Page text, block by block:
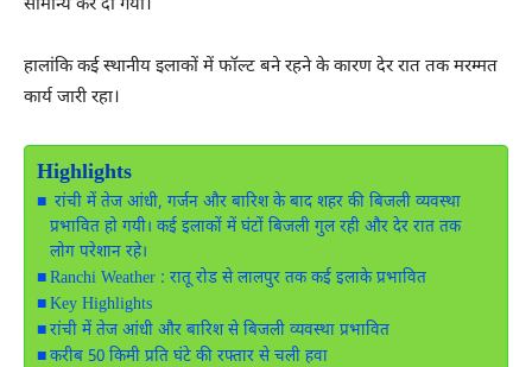
सामान्य कर दी गयी।
हालांकि कई स्थानीय इलाकों में फॉल्ट बने रहने के कारण देर रात तक मरम्मत
कार्य जारी रहा।
Highlights
रांची में तेज आंधी, गर्जन और बारिश के बाद शहर की बिजली व्यवस्था
प्रभावित हो गयी। कई इलाकों में घंटों बिजली गुल रही और देर रात तक
लोग परेशान रहे।
Ranchi Weather : रातू रोड से लालपुर तक कई इलाके प्रभावित
Key Highlights
रांची में तेज आंधी और बारिश से बिजली व्यवस्था प्रभावित
करीब 50 किमी प्रति घंटे की रफ्तार से चली हवा